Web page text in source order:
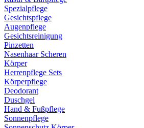
Spezialpflege
Gesichtspflege
Augenpflege
Gesichtsreinigung
Pinzetten
Nasenhaar Scheren
Körper
Herrenpflege Sets
Körperpflege
Deodorant
Duschgel
Hand & Fußpflege
Sonnenpflege